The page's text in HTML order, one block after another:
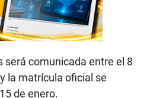
será comunicada entre el 8
la matrícula oficial se
de enero.